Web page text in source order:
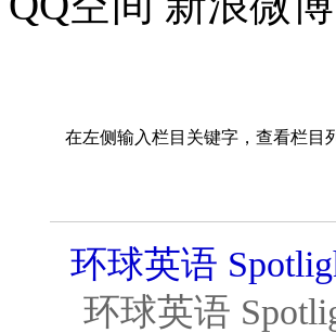
在左侧输入栏目关键字，查看栏目
环球英语
环球英语